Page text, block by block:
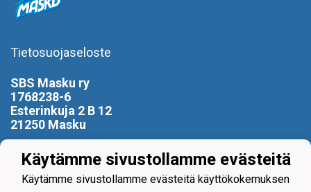
Tietosuojaseloste
SBS Masku ry
1768238-6
Esterinkuja 2 B 12
21250 Masku
0400 799 896
puheenjohtaja(at)sbsmasku.com
Käytämme sivustollamme evästeitä
Käytämme sivustollamme evästeitä käyttökokemuksen